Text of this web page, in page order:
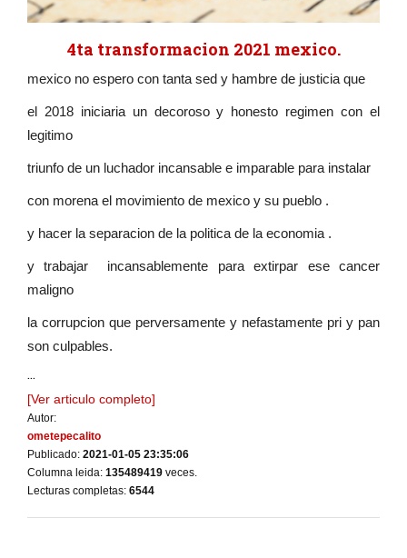
4ta transformacion 2021 mexico.
mexico no espero con tanta sed y hambre de justicia que
el 2018 iniciaria un decoroso y honesto regimen con el
legitimo
triunfo de un luchador incansable e imparable para instalar
con morena el movimiento de mexico y su pueblo .
y hacer la separacion de la politica de la economia .
y trabajar incansablemente para extirpar ese cancer
maligno
la corrupcion que perversamente y nefastamente pri y pan
son culpables.
...
[Ver articulo completo]
Autor:
ometepecalito
Publicado: 2021-01-05 23:35:06
Columna leida: 135489419 veces.
Lecturas completas: 6544